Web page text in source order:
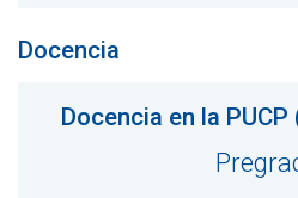
Docencia
Docencia en la